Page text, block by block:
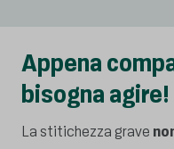
Appena
bisogna agire!
La stitichezza grave